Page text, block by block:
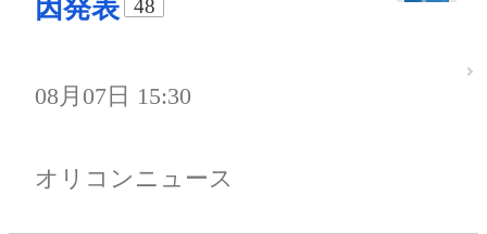
因発表
48
08月07日 15:30
オリコンニュース